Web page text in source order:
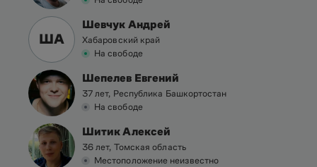
ША
Шевчук Андрей
Хабаровский край
На свободе
Шепелев Евгений
37 лет, Республика Башкортостан
На свободе
Шитик Алексей
36 лет, Томская область
Местоположение неизвестно